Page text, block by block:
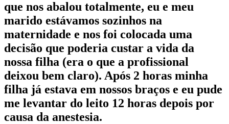
que nos abalou totalmente, eu e meu
marido estávamos sozinhos na
maternidade e nos foi colocada uma
decisão que poderia custar a vida da
nossa filha (era o que a profissional
deixou bem claro). Após 2 horas minha
filha já estava em nossos braços e eu pude
me levantar do leito 12 horas depois por
causa da anestesia.